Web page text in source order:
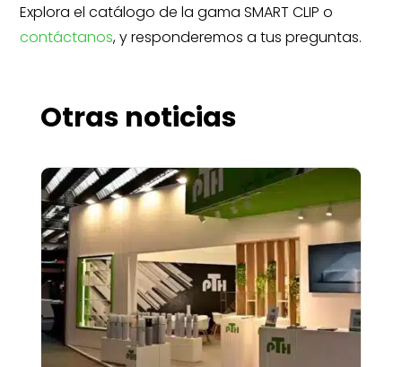
Explora el catálogo de la gama SMART CLIP o
contáctanos, y responderemos a tus preguntas.
Otras noticias